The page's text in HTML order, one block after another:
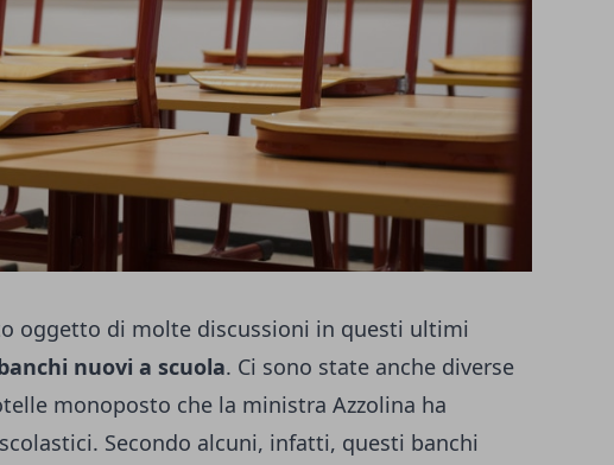
oggetto di molte discussioni in questi ultimi
nuovi a scuola. Ci sono state anche diverse
monoposto che la ministra Azzolina ha
Secondo alcuni, infatti, questi banchi